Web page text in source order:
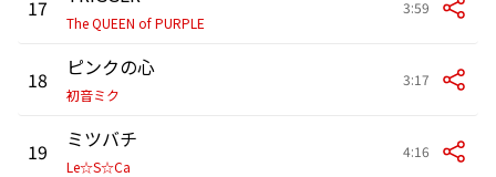
17
The QUEEN of PURPLE
3:59
18 ピンクの心
初音ミク
3:17
19 ミツバチ
Le☆S☆Ca
4:16